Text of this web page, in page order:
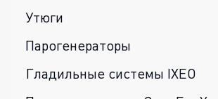
Утюги
Парогенераторы
Гладильные системы IXEO